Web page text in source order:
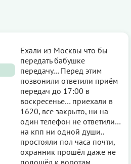
Ехали из Москвы что бы
передать бабушке
передачу… Перед этим
позвонили ответили приём
передач до 17:00 в
воскресенье… приехали в
1620, все закрыто, ни на
один телефон не ответили…
на кпп ни одной души..
простояли пол часа почти,
охранник прошёл даже не
подошёл к воротам..